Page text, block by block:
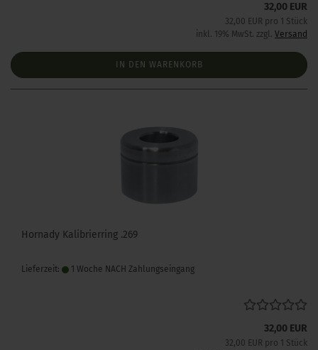
32,00 EUR
32,00 EUR pro 1 Stück
inkl. 19% MwSt. zzgl. Versand
IN DEN WARENKORB
Hornady Kalibrierring .269
Lieferzeit: 1 Woche NACH Zahlungseingang
32,00 EUR
32,00 EUR pro 1 Stück